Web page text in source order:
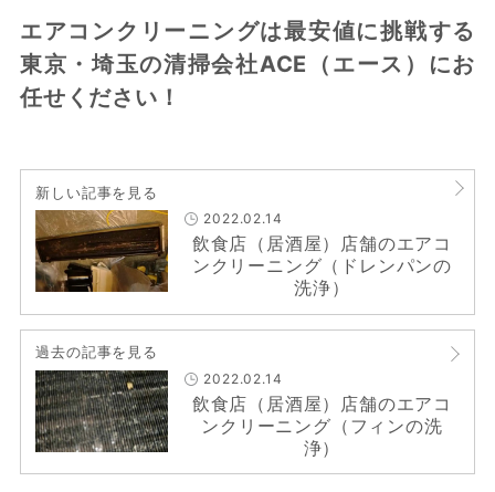
エアコンクリーニングは最安値に挑戦する
東京・埼玉の清掃会社ACE（エース）にお
任せください！
新しい記事を見る
2022.02.14
飲食店（居酒屋）店舗のエアコ
ンクリーニング（ドレンパンの
洗浄）
過去の記事を見る
2022.02.14
飲食店（居酒屋）店舗のエアコ
ンクリーニング（フィンの洗
浄）